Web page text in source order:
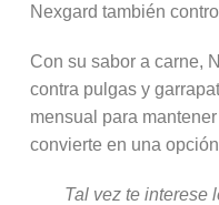
Nexgard también
Con su sabor a carne,
contra pulgas y
mensual para
convierte en una
Tal vez te interese